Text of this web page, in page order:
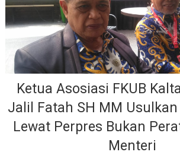
Ketua Asosiasi FKUB
Jalil Fatah SH MM Usulkan
Lewat Perpres Bukan
Menteri